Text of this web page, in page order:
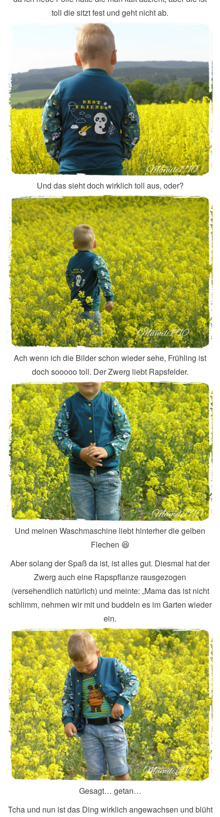
toll die sitzt fest und geht nicht ab.
Und das sieht doch wirklich toll aus, oder?
Ach wenn ich die Bilder schon wieder sehe, Frühling ist
doch sooooo toll. Der Zwerg liebt Rapsfelder.
Und meinen Waschmaschine liebt hinterher die gelben
Flechen 😆
Aber solang der Spaß da ist, ist alles gut. Diesmal hat der
Zwerg auch eine Rapspflanze rausgezogen
(versehendlich natürlich) und meinte: „Mama das ist nicht
schlimm, nehmen wir mit und buddeln es im Garten wieder
ein.
Gesagt… getan…
Tcha und nun ist das Ding wirklich angewachsen und blüht